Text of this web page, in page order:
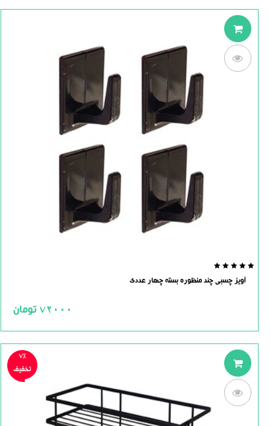
out
آویز چسبی چند منظوره بسته چهار عددی
72000 تومان
7%
تخفیف